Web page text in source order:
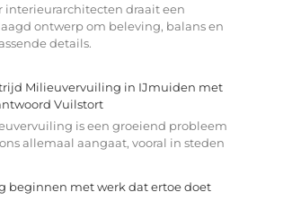
interieurarchitecten draait een
ontwerp om beleving, balans en
details.
Milieuvervuiling in IJmuiden met
Vuilstort
is een groeiend probleem
allemaal aangaat, vooral in steden
beginnen met werk dat ertoe doet